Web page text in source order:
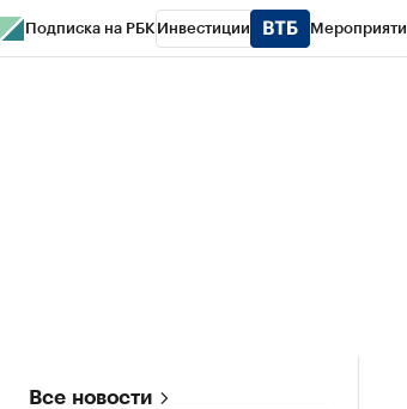
Подписка на РБК Инвестиции
Все новости